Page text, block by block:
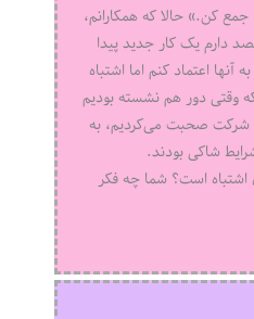
کن.» حالا که همکارانم،
دارم یک کار جدید پیدا
اعتماد کنم اما اشتباه
وقتی دور هم نشسته بودیم
شرکت صحبت می‌کردیم، به
شاکی بودند.
اشتباه است؟ شما چه فکر